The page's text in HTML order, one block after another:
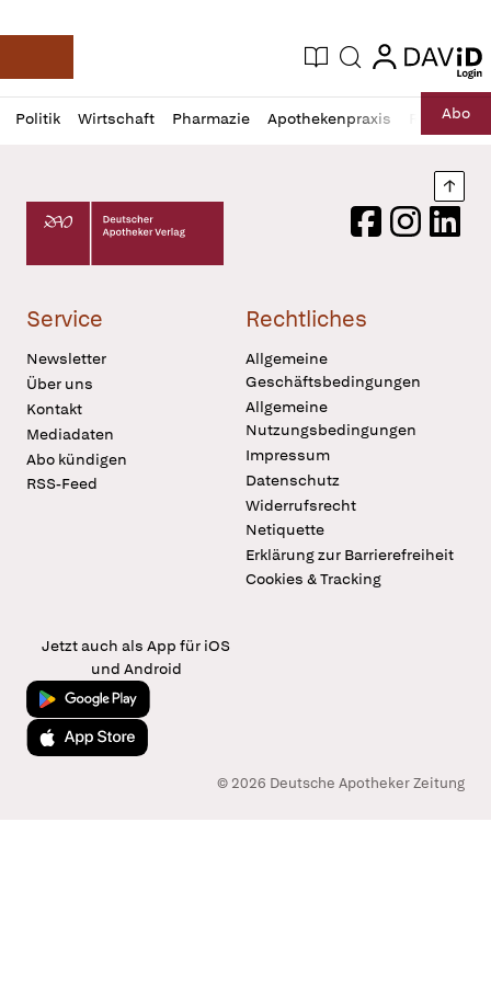
Deutsche Apotheker Zeitung
Aktuelle Ausgabe
Suche login
login
Politik Wirtschaft Pharmazie Apothekenpraxis RechtAbo
Profil
öffnen
Daz
Pur
Deutscher Apotheker Verlag Logo
FacebookInstagram
Service
Newsletter
Über uns
Kontakt
Mediadaten
Abo kündigen
RSS-Feed
Rechtliches
Allgemeine
Geschäftsbedingungen
Allgemeine
Nutzungsbedingungen
Impressum
Datenschutz
Widerrufsrecht
Netiquette
Erklärung zur Barrierefreiheit
Cookies & Tracking
Jetzt auch als App für iOS
und Android
Jetzt bei Google Play
Laden im App Store
© 2026 Deutsche Apotheker Zeitung